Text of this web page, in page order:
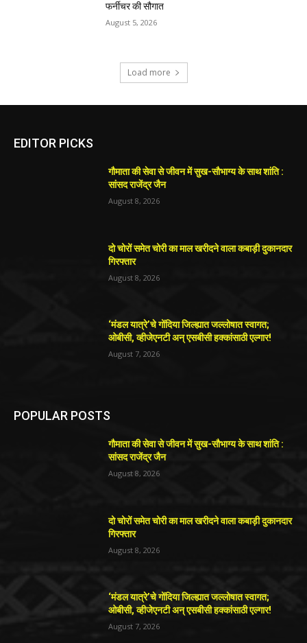
फर्नीचर की सौगात
August 5, 2026
Load more
EDITOR PICKS
गौमाता की सेवा से जीवन में सुख-सौभाग्य के साथ शांति :
सांसद राजेंद्र जैन
August 8, 2026
दो चोरों समेत चोरी का माल खरीदने वाला कबाड़ी दुकानदार
गिरफ्तार
August 8, 2026
‘मंडल यात्रे’चे गोंदिया जिल्ह्यात जल्लोषात स्वागत;
ओबीसी, व्हीजेएनटी अन् एसबीसी हक्कांसाठी एल्गार!
August 7, 2026
POPULAR POSTS
गौमाता की सेवा से जीवन में सुख-सौभाग्य के साथ शांति :
सांसद राजेंद्र जैन
August 8, 2026
दो चोरों समेत चोरी का माल खरीदने वाला कबाड़ी दुकानदार
गिरफ्तार
August 8, 2026
‘मंडल यात्रे’चे गोंदिया जिल्ह्यात जल्लोषात स्वागत;
ओबीसी, व्हीजेएनटी अन् एसबीसी हक्कांसाठी एल्गार!
August 7, 2026